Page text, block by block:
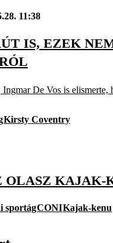
11:38
IS, EZEK
De Vos is elismerte,
Kirsty Coventry
OLASZ KAJAK-
sportágCONIKajak-kenu